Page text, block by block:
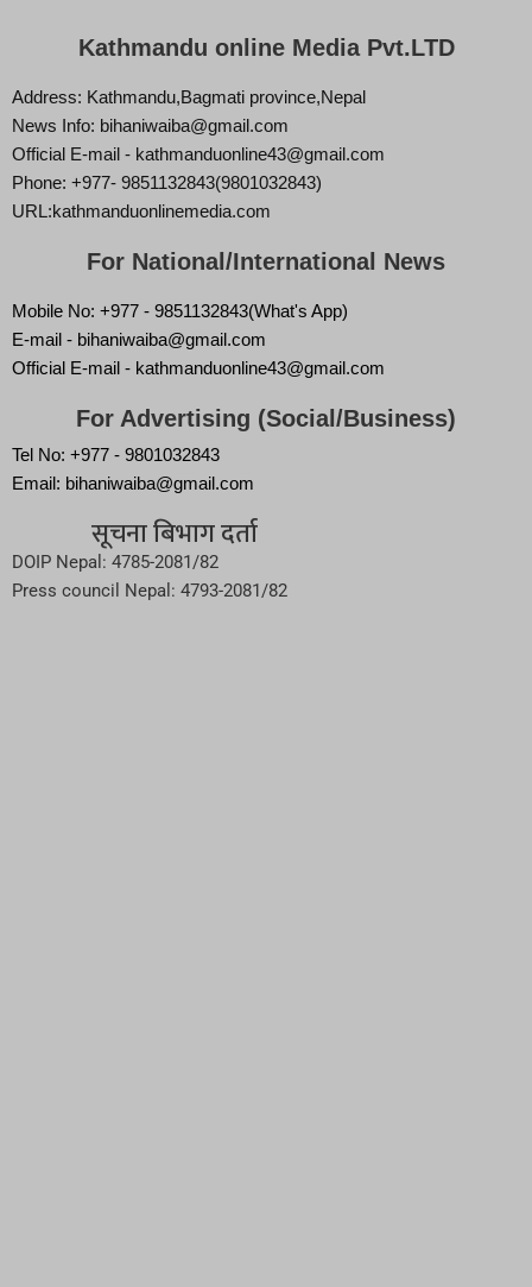
Kathmandu online Media Pvt.LTD
Address: Kathmandu,Bagmati province,Nepal
News Info: bihaniwaiba@gmail.com
Official E-mail - kathmanduonline43@gmail.com
Phone: +977- 9851132843(9801032843)
URL:kathmanduonlinemedia.com
For National/International News
Mobile No: +977 - 9851132843(What's App)
E-mail - bihaniwaiba@gmail.com
Official E-mail - kathmanduonline43@gmail.com
For Advertising (Social/Business)
Tel No: +977 - 9801032843
Email: bihaniwaiba@gmail.com
सूचना बिभाग दर्ता
DOIP Nepal: 4785-2081/82
Press council Nepal: 4793-2081/82